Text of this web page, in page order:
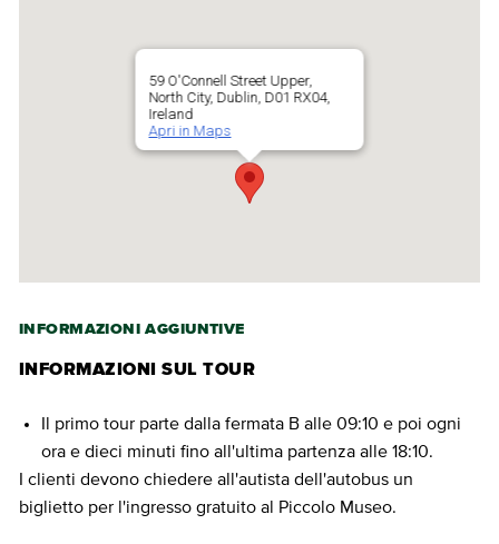
59 O'Connell Street Upper,
North City, Dublin, D01 RX04,
Ireland
Apri in Maps
INFORMAZIONI AGGIUNTIVE
INFORMAZIONI SUL TOUR
Il primo tour parte dalla fermata B alle 09:10 e poi ogni
ora e dieci minuti fino all'ultima partenza alle 18:10.
I clienti devono chiedere all'autista dell'autobus un
biglietto per l'ingresso gratuito al Piccolo Museo.